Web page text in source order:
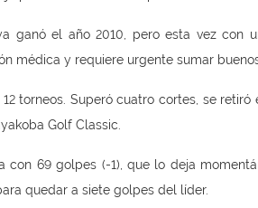
ganó el año 2010, pero esta vez con
médica y requiere urgente sumar
torneos. Superó cuatro cortes, se retiró
Golf Classic.
69 golpes (-1), que lo deja
quedar a siete golpes del líder.